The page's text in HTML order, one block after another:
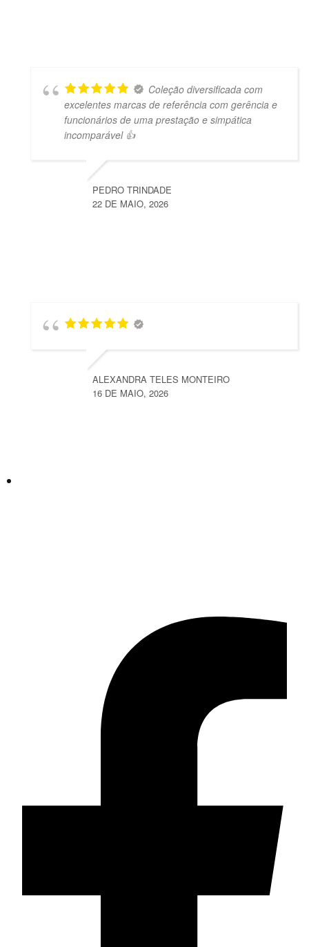
Coleção diversificada com
excelentes marcas de referência com gerência e
funcionários de uma prestação e simpática
incomparável 👍
PEDRO TRINDADE
22 DE MAIO, 2026
ALEXANDRA TELES MONTEIRO
16 DE MAIO, 2026